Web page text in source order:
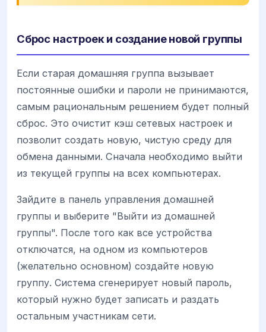
Сброс настроек и создание новой группы
Если старая домашняя группа вызывает
постоянные ошибки и пароли не принимаются,
самым рациональным решением будет полный
сброс. Это очистит кэш сетевых настроек и
позволит создать новую, чистую среду для
обмена данными. Сначала необходимо выйти
из текущей группы на всех компьютерах.
Зайдите в панель управления домашней
группы и выберите "Выйти из домашней
группы". После того как все устройства
отключатся, на одном из компьютеров
(желательно основном) создайте новую
группу. Система сгенерирует новый пароль,
который нужно будет записать и раздать
остальным участникам сети.